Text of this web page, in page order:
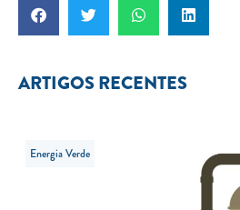
ARTIGOS RECENTES
Energia Verde